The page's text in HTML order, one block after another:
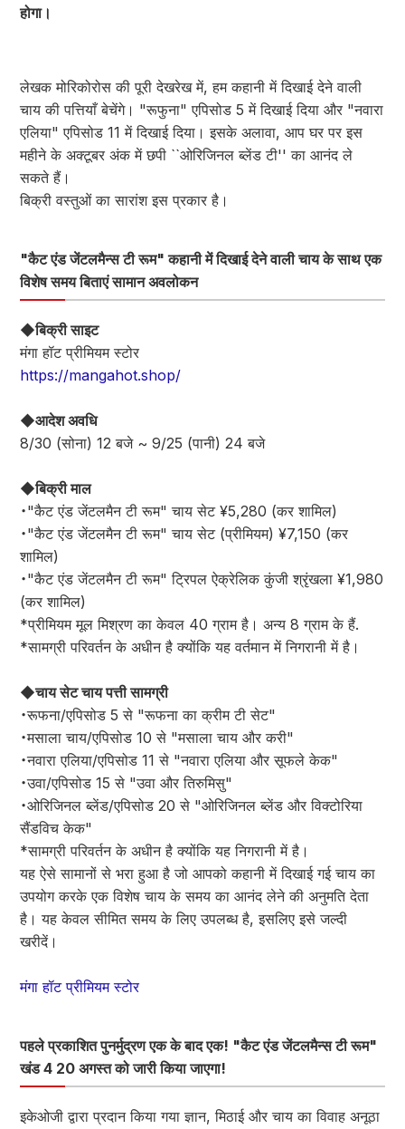
होगा।
लेखक मोरिकोरोस की पूरी देखरेख में, हम कहानी में दिखाई देने वाली
चाय की पत्तियाँ बेचेंगे। "रूफुना" एपिसोड 5 में दिखाई दिया और "नवारा
एलिया" एपिसोड 11 में दिखाई दिया। इसके अलावा, आप घर पर इस
महीने के अक्टूबर अंक में छपी ``ओरिजिनल ब्लेंड टी'' का आनंद ले
सकते हैं।
बिक्री वस्तुओं का सारांश इस प्रकार है।
"कैट एंड जेंटलमैन्स टी रूम" कहानी में दिखाई देने वाली चाय के साथ एक
विशेष समय बिताएं सामान अवलोकन
◆बिक्री साइट
मंगा हॉट प्रीमियम स्टोर
https://mangahot.shop/
◆आदेश अवधि
8/30 (सोना) 12 बजे ~ 9/25 (पानी) 24 बजे
◆बिक्री माल
・"कैट एंड जेंटलमैन टी रूम" चाय सेट ¥5,280 (कर शामिल)
・"कैट एंड जेंटलमैन टी रूम" चाय सेट (प्रीमियम) ¥7,150 (कर
शामिल)
・"कैट एंड जेंटलमैन टी रूम" ट्रिपल ऐक्रेलिक कुंजी श्रृंखला ¥1,980
(कर शामिल)
*प्रीमियम मूल मिश्रण का केवल 40 ग्राम है। अन्य 8 ग्राम के हैं.
*सामग्री परिवर्तन के अधीन है क्योंकि यह वर्तमान में निगरानी में है।
◆चाय सेट चाय पत्ती सामग्री
・रूफना/एपिसोड 5 से "रूफना का क्रीम टी सेट"
・मसाला चाय/एपिसोड 10 से "मसाला चाय और करी"
・नवारा एलिया/एपिसोड 11 से "नवारा एलिया और सूफले केक"
・उवा/एपिसोड 15 से "उवा और तिरुमिसु"
・ओरिजिनल ब्लेंड/एपिसोड 20 से "ओरिजिनल ब्लेंड और विक्टोरिया
सैंडविच केक"
*सामग्री परिवर्तन के अधीन है क्योंकि यह निगरानी में है।
यह ऐसे सामानों से भरा हुआ है जो आपको कहानी में दिखाई गई चाय का
उपयोग करके एक विशेष चाय के समय का आनंद लेने की अनुमति देता
है। यह केवल सीमित समय के लिए उपलब्ध है, इसलिए इसे जल्दी
खरीदें।
मंगा हॉट प्रीमियम स्टोर
पहले प्रकाशित पुनर्मुद्रण एक के बाद एक! "कैट एंड जेंटलमैन्स टी रूम"
खंड 4 20 अगस्त को जारी किया जाएगा!
इकेओजी द्वारा प्रदान किया गया ज्ञान, मिठाई और चाय का विवाह अनूठा